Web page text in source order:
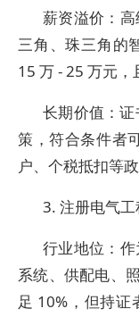
薪资溢价：
三角、珠三角的
15 万 - 25 万元，
长期价值：
策，符合条件者
户、个税抵扣等政
3. 注册电气
行业地位：作
系统、供配电、
足 10%，但持